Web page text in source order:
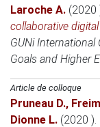
Laroche A. (2020
collaborative
GUNi
Goals and Higher
Article de colloque
Pruneau D.,
Dionne L. (2020 ).